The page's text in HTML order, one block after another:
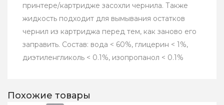
принтере/картридже засохли чернила. Также
жидкость подходит для вымывания остатков
чернил из картриджа перед тем, как заново его
заправить. Состав: вода < 60%, глицерин < 1%,
диэтиленгликоль < 0.1%, изопропанол < 0.1%
Похожие товары